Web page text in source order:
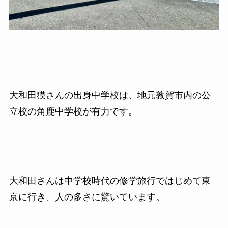
大和田獏さんの出身中学校は、地元敦賀市内の公
立校の角鹿中学校が有力です。
大和田さんは中学校時代の修学旅行ではじめて東
京に行き、人の多さに驚いています。